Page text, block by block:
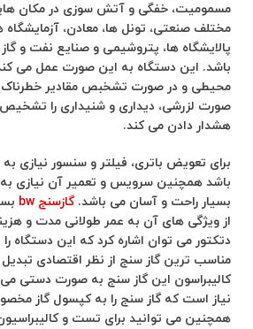
مسمومیت، خفگی و آتش سوزی در مکان
مختلف صنعتی، تونل ها، معادن، آزمایشگاه
پالایشگاه ها، پتروشیمی و صنایع نفت و
باشد. این دستگاه به این صورت عمل می
محیطی و در صورت تشخبص مقادیر خطرناک
صورت لزرشی، دیداری و شنیداری را
هشدار دادن می کند.
برای تعویض باتری، فیلتر و سنسور نیازی
باشد همچنین سرویس و تعمیر آن نیازی به
بسیار راحت و آسان می باشد.گازسنج bw
از ویژگی های آن به عمر طولانی مدت و
دتکتور می توان اشاره کرد که این دستگاه
مناسب ترین گاز سنج از نظر اقتصادی
کالیبراسون این گاز سنج به صورت دستی می
نیاز است که گاز سنج را به کپسول گاز
همچنین می توانید برای تست و